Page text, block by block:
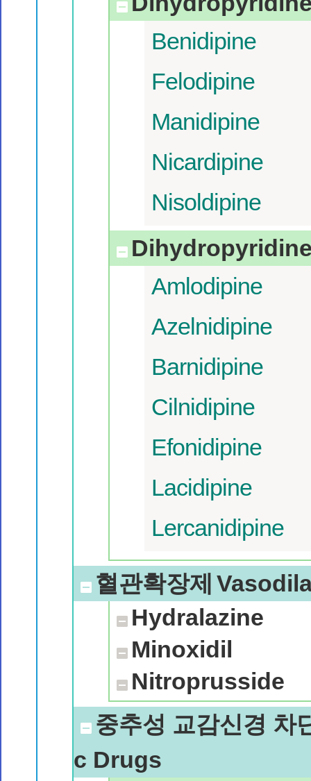
Benidipine
Felodipine
Manidipine
Nicardipine
Nisoldipine
Amlodipine
Azelnidipine
Barnidipine
Cilnidipine
Efonidipine
Lacidipine
Lercanidipine
혈관확장제
Hydralazine
Minoxidil
Nitroprusside
중추성 교감신경 차
c Drugs